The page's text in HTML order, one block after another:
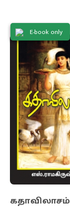
E-book only
கதாவிலாசம்